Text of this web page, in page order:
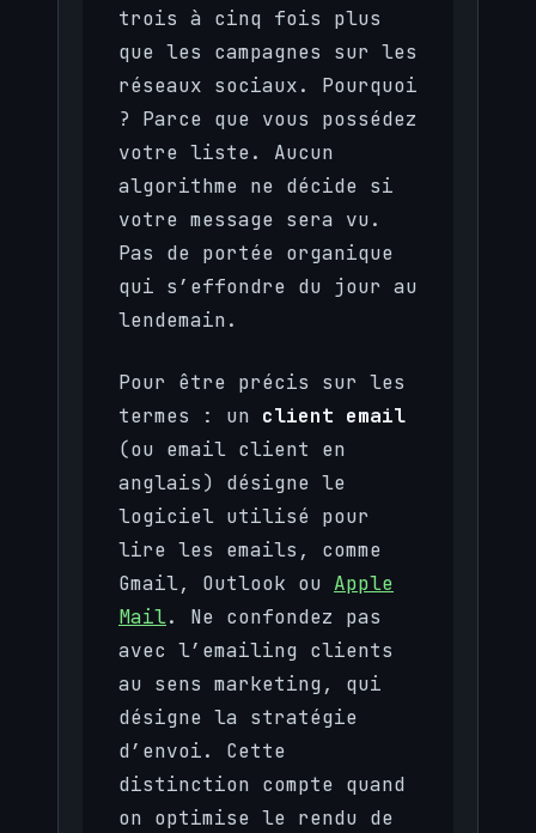
trois à cinq fois plus
que les campagnes sur les
réseaux sociaux. Pourquoi
? Parce que vous possédez
votre liste. Aucun
algorithme ne décide si
votre message sera vu.
Pas de portée organique
qui s’effondre du jour au
lendemain.
Pour être précis sur les
termes : un client email
(ou email client en
anglais) désigne le
logiciel utilisé pour
lire les emails, comme
Gmail, Outlook ou Apple
Mail. Ne confondez pas
avec l’emailing clients
au sens marketing, qui
désigne la stratégie
d’envoi. Cette
distinction compte quand
on optimise le rendu de